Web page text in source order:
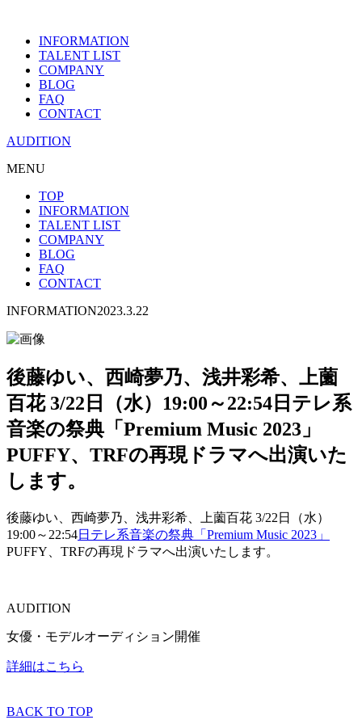
INFORMATION
TALENT LIST
COMPANY
BLOG
FAQ
CONTACT
AUDITION
MENU
TOP
INFORMATION
TALENT LIST
COMPANY
BLOG
FAQ
CONTACT
INFORMATION2023.3.22
後藤ゆい、西崎夢乃、浅井彩希、上薗
百花 3/22日（水）19:00～22:54日テレ系
音楽の祭典「Premium Music 2023」
PUFFY、TRFの再現ドラマへ出演いた
します。
後藤ゆい、西崎夢乃、浅井彩希、上薗百花 3/22日（水）
19:00～22:54日テレ系音楽の祭典「Premium Music 2023」
PUFFY、TRFの再現ドラマへ出演いたします。
AUDITION
女優・モデルオーディション開催
詳細はこちら
BACK TO TOP